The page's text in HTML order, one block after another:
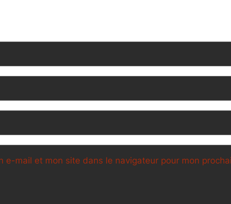
e-mail et mon site dans le navigateur pour mon